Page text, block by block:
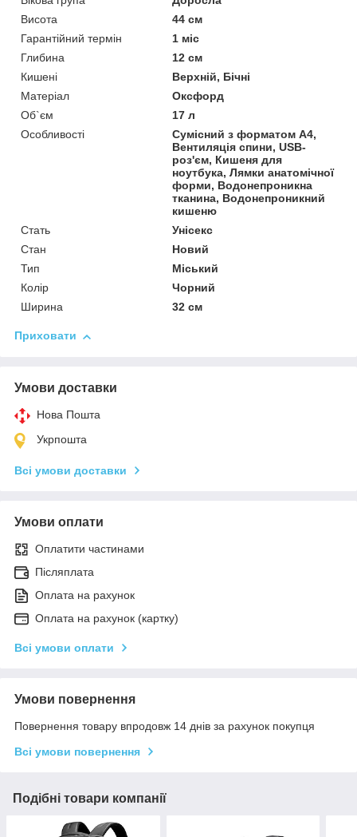
Висота
44 см
Гарантійний термін
1 міс
Глибина
12 см
Кишені
Верхній, Бічні
Матеріал
Оксфорд
Об`єм
17 л
Особливості
Сумісний з форматом А4,
Вентиляція спини, USB-
роз'єм, Кишеня для
ноутбука, Лямки анатомічної
форми, Водонепроникна
тканина, Водонепроникний
кишеню
Стать
Унісекс
Стан
Новий
Тип
Міський
Колір
Чорний
Ширина
32 см
Приховати
Умови доставки
Нова Пошта
Укрпошта
Всі умови доставки
Умови оплати
Оплатити частинами
Післяплата
Оплата на рахунок
Оплата на рахунок (картку)
Всі умови оплати
Умови повернення
Повернення товару впродовж 14 днів за рахунок покупця
Всі умови повернення
Подібні товари компанії